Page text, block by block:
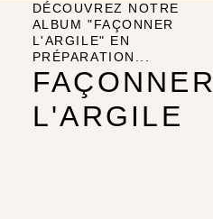
DÉCOUVREZ NOTRE
ALBUM "FAÇONNER
L'ARGILE" EN
PRÉPARATION...
FAÇONNER
L'ARGILE